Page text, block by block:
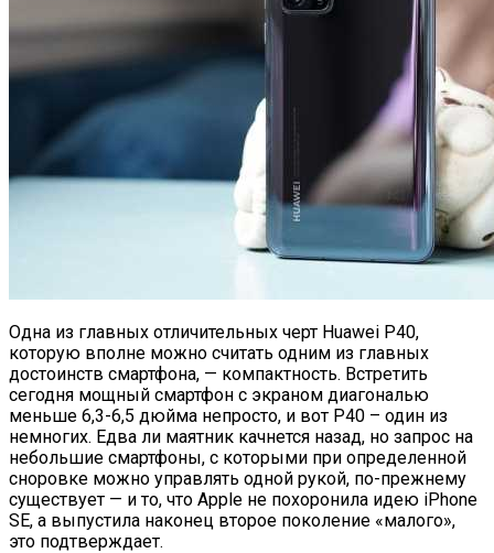
Одна из главных отличительных черт Huawei P40,
которую вполне можно считать одним из главных
достоинств смартфона, — компактность. Встретить
сегодня мощный смартфон с экраном диагональю
меньше 6,3-6,5 дюйма непросто, и вот P40 – один из
немногих. Едва ли маятник качнется назад, но запрос на
небольшие смартфоны, с которыми при определенной
сноровке можно управлять одной рукой, по-прежнему
существует — и то, что Apple не похоронила идею iPhone
SE, а выпустила наконец второе поколение «малого»,
это подтверждает.